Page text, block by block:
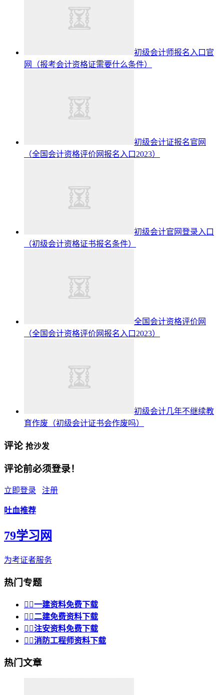
初级会计师报名入口官
网（报考会计资格证需要什么条件）
初级会计证报名官网
（全国会计资格评价网报名入口2023）
初级会计官网登录入口
（初级会计资格证书报名条件）
全国会计资格评价网
（全国会计资格评价网报名入口2023）
初级会计几年不继续教
育作废（初级会计证书会作废吗）
评论 抢沙发
评论前必须登录！
立即登录 注册
吐血推荐
79学习网
为考证者服务
热门专题
 一建资料免费下载
 二建免费资料下载
 注安资料免费下载
 消防工程师资料下载
热门文章